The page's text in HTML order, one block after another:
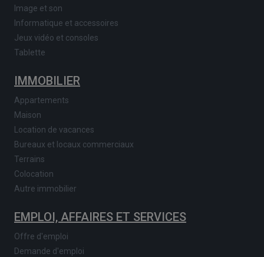
Image et son
Informatique et accessoires
Jeux vidéo et consoles
Tablette
IMMOBILIER
Appartements
Maison
Location de vacances
Bureaux et locaux commerciaux
Terrains
Colocation
Autre immobilier
EMPLOI, AFFAIRES ET SERVICES
Offre d'emploi
Demande d'emploi